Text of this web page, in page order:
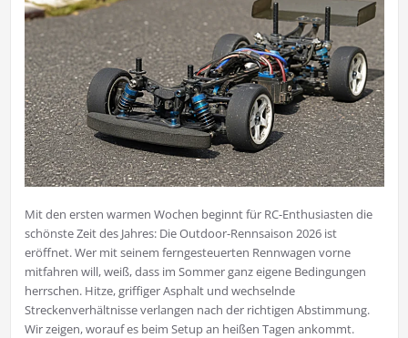
Mit den ersten warmen Wochen beginnt für RC-Enthusiasten die
schönste Zeit des Jahres: Die Outdoor-Rennsaison 2026 ist
eröffnet. Wer mit seinem ferngesteuerten Rennwagen vorne
mitfahren will, weiß, dass im Sommer ganz eigene Bedingungen
herrschen. Hitze, griffiger Asphalt und wechselnde
Streckenverhältnisse verlangen nach der richtigen Abstimmung.
Wir zeigen, worauf es beim Setup an heißen Tagen ankommt.